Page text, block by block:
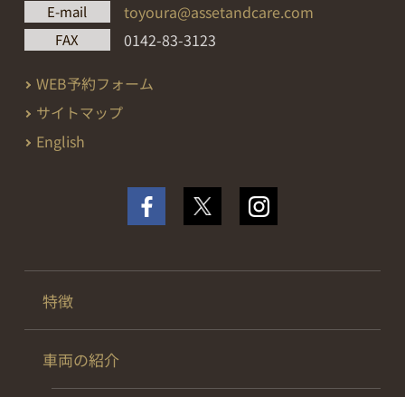
E-mail toyoura@assetandcare.com
FAX
0142-83-3123
WEB予約フォーム
サイトマップ
English
特徴
車両の紹介